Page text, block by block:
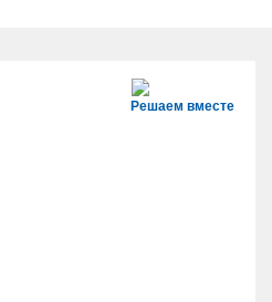
Решаем вместе